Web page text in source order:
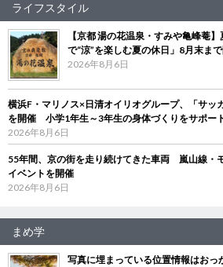
ライフスタイル
【京都 湯の花温泉・すみや亀峰菴
で“涼”を楽しむ夏の休日」8月末ま
2026年8月6日
横浜F・マリノス×日清オイリオグループ、「サッ
を開催 小学1年生～3年生の身体づくりをサポー
2026年8月6日
55年間、京の街を走り続けてきた車両 嵐山線・
イベントを開催
2026年8月6日
まめ学
写真に埋まっている位置情報はお